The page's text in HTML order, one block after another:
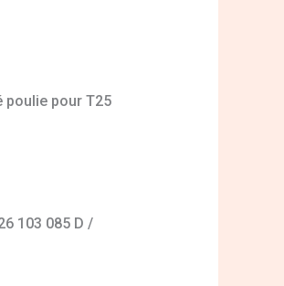
poulie pour T25
103 085 D /